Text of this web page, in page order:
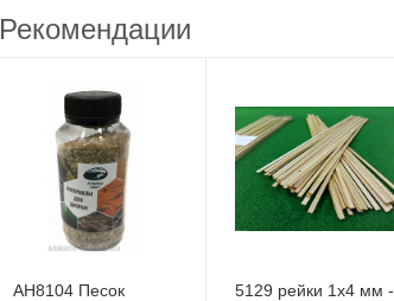
Рекомендации
AH8104 Песок
5129 рейки 1х4 мм -